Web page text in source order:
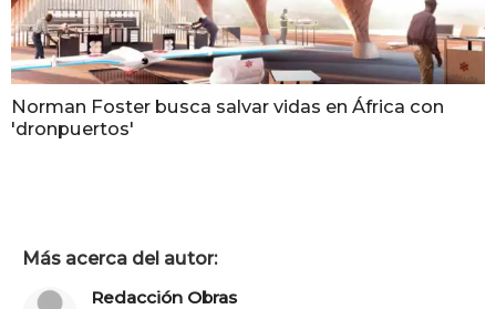
Norman Foster busca salvar vidas en África con
'dronpuertos'
Más acerca del autor:
Redacción Obras